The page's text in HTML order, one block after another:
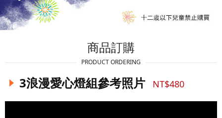
商品訂購
PRODUCT ORDERING
3浪漫愛心燈組參考照片 NT$480